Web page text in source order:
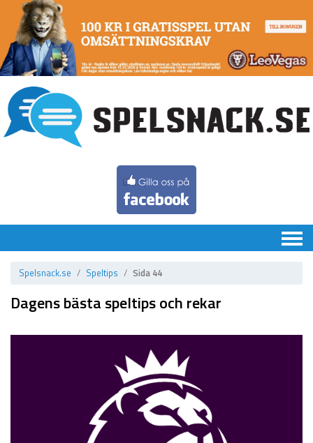
Spelsnack.se Speltips Sida 44
Dagens bästa speltips och rekar